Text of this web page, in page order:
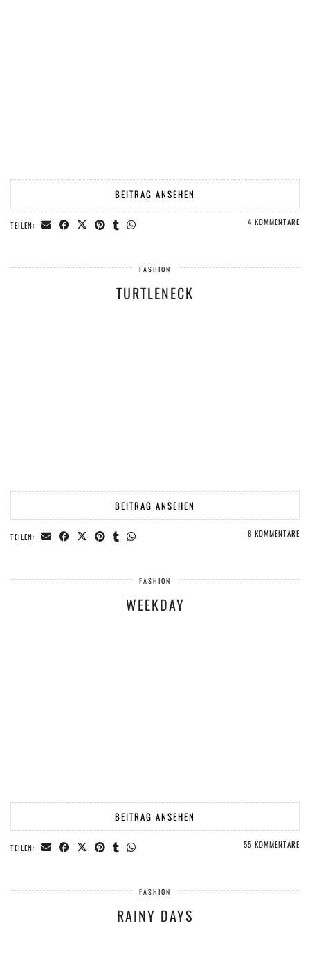
BEITRAG ANSEHEN
TEILEN: 4 KOMMENTARE
FASHION
TURTLENECK
BEITRAG ANSEHEN
TEILEN: 8 KOMMENTARE
FASHION
WEEKDAY
BEITRAG ANSEHEN
TEILEN: 55 KOMMENTARE
FASHION
RAINY DAYS